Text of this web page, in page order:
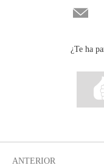
por
¿Te ha
ANTERIOR